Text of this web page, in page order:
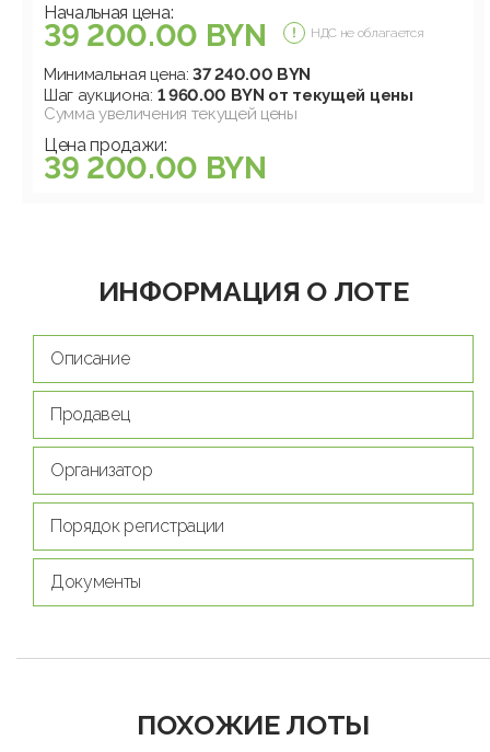
Начальная цена:
39 200.00 BYN НДС не облагается
Минимальная цена:37 240.00 BYN
Шаг аукциона: 1 960.00 BYN от текущей цены
Сумма увеличения текущей цены
Цена продажи:
39 200.00 BYN
ИНФОРМАЦИЯ О ЛОТЕ
Описание
Продавец
Организатор
Порядок регистрации
Документы
ПОХОЖИЕ ЛОТЫ